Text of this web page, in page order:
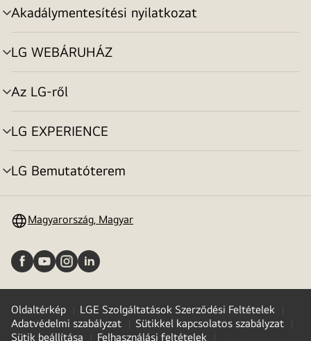
Akadálymentesítési nyilatkozat
menu
toggle
LG WEBÁRUHÁZ
menu
toggle
Az LG-ről
menu
toggle
LG EXPERIENCE
menu
toggle
LG Bemutatóterem
menu
Magyarország, Magyar
Oldaltérkép
LGE Szolgáltatások Szerződési Feltételek
Adatvédelmi szabályzat
Sütikkel kapcsolatos szabályzat
Sütik beállítása
Felhasználási feltételek